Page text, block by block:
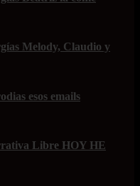
Melody, Claudio y
esos emails
Libre HOY HE